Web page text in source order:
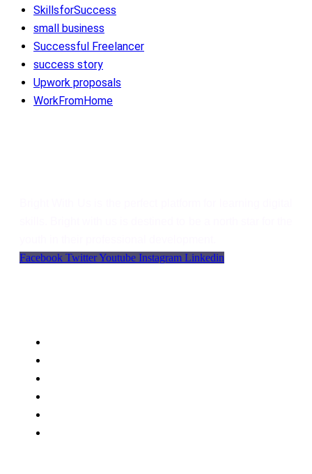
SkillsforSuccess
small business
Successful Freelancer
success story
Upwork proposals
WorkFromHome
Facebook TwitterYoutube Instagram Linkedin